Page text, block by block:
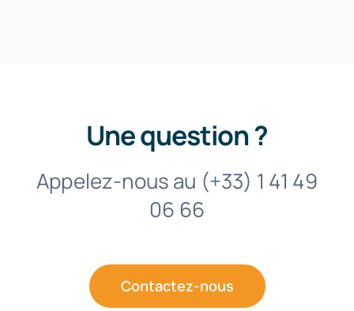
Une question ?
Appelez-nous au (+33) 1 41 49
06 66
Contactez-nous